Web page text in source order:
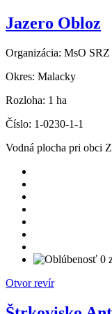
Jazero Obloz
Organizácia: MsO SRZ
Okres: Malacky
Rozloha: 1 ha
Číslo: 1-0230-1-1
Vodná plocha pri obci
Otvor revír